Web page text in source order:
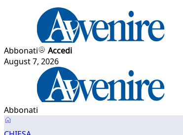
Abbonati
Accedi
August 7, 2026
Abbonati